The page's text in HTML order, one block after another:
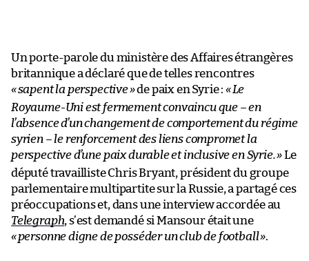
Un porte-parole du ministère des Affaires étrangères
britannique a déclaré que de telles rencontres
«sapent la perspective»de paix en Syrie : «Le
Royaume-Uni est fermement convaincu que – en
l’absence d’un changement de comportement du régime
syrien – le renforcement des liens compromet la
perspective d’une paix durable et inclusive en Syrie.»Le
député travailliste Chris Bryant, président du groupe
parlementaire multipartite sur la Russie, a partagé ces
préoccupations et, dans une interview accordée au
Telegraph, s’est demandé si Mansour était une
«personne digne de posséder un club de football».